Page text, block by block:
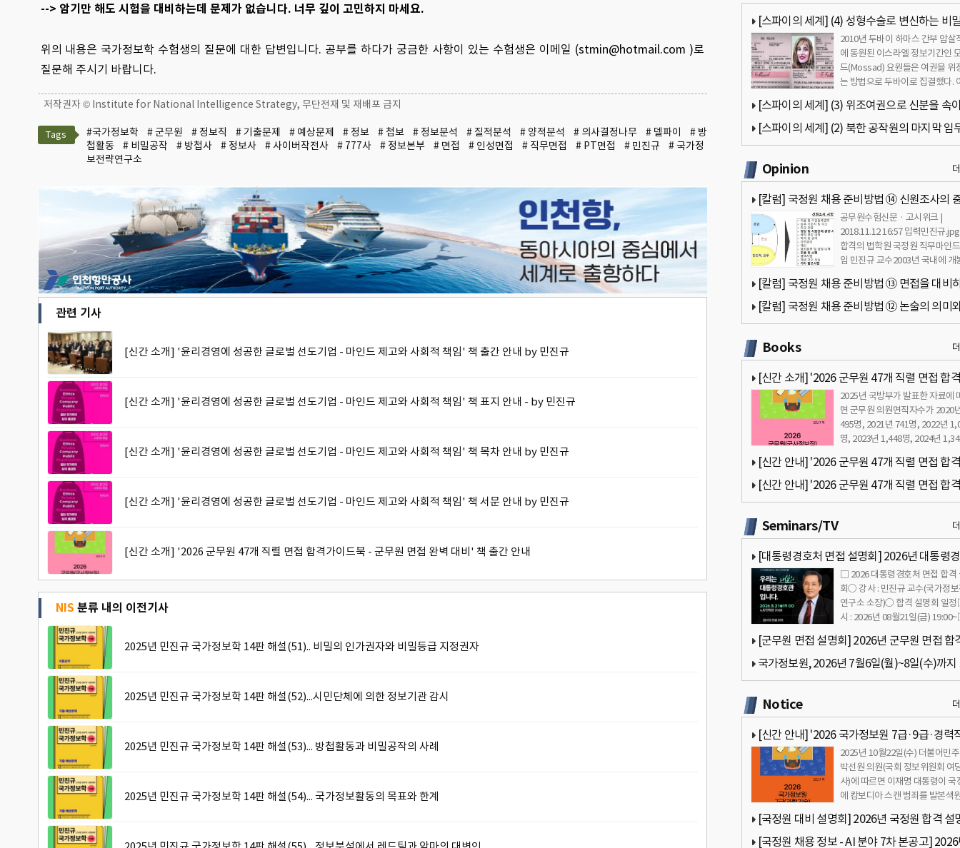
--> 암기만 해도 시험을 대비하는데 문제가 없습니다. 너무 깊이 고민하지 마세요.
위의 내용은 국가정보학 수험생의 질문에 대한 답변입니다. 공부를 하다가 궁금한 사항이 있는 수험생은 이메일 (stmin@hotmail.com )로
질문해 주시기 바랍니다.
저작권자 © Institute for National Intelligence Strategy, 무단전재 및 재배포 금지
Tags #국가정보학 # 군무원 # 정보직 # 기출문제 # 예상문제 # 정보 # 첩보 # 정보분석 # 질적분석 # 양적분석 # 의사결정나무 # 델파이
# 방
첩활동
# 비밀공작 # 방첩사 # 정보사 # 사이버작전사 # 777사 # 정보본부 # 면접 # 인성면접 # 직무면접 # PT면접 # 민진규
# 국가정
보전략연구소
관련 기사
[신간 소개] '윤리경영에 성공한 글로벌 선도기업 - 마인드 제고와 사회적 책임' 책 출간 안내 by 민진규
[신간 소개] '윤리경영에 성공한 글로벌 선도기업 - 마인드 제고와 사회적 책임' 책 표지 안내 - by 민진규
[신간 소개] '윤리경영에 성공한 글로벌 선도기업 - 마인드 제고와 사회적 책임' 책 목차 안내 by 민진규
[신간 소개] '윤리경영에 성공한 글로벌 선도기업 - 마인드 제고와 사회적 책임' 책 서문 안내 by 민진규
[신간 소개] '2026 군무원 47개 직렬 면접 합격가이드북 - 군무원 면접 완벽 대비' 책 출간 안내
NIS 분류 내의 이전기사
2025년 민진규 국가정보학 14판 해설(51).. 비밀의 인가권자와 비밀등급 지정권자
2025년 민진규 국가정보학 14판 해설(52)...시민단체에 의한 정보기관 감시
2025년 민진규 국가정보학 14판 해설(53)... 방첩활동과 비밀공작의 사례
2025년 민진규 국가정보학 14판 해설(54)... 국가정보활동의 목표와 한계
[스파이의 세계] (4) 성형수술로 변신하는 비
원
2010년 두바이 하마스 간부 암살
에 동원된 이스라엘 정보기간인
드(Mossad) 요원들은 여권을 위
는 방법으로 두바이로 집결했다.
[스파이의 세계] (3) 위조여권으로 신분을 속
비밀공작원
[스파이의 세계] (2) 북한 공작원의 마지막 임
Opinion
[칼럼] 국정원 채용 준비방법 ⑭ 신원조사의
성과 고려요소 - 민진규 교수(합격의 법학원)
공무원수험신문 · 고시위크 |
2018.11.12 16:57 입력민진규
합격의 법학원 국정원 직무마인
임 민진규 교수2003년 국내에 개
[칼럼] 국정원 채용 준비방법 ⑬ 면접을 대비
자세 - 민진규 교수(합격의 법학원)
[칼럼] 국정원 채용 준비방법 ⑫ 논술의 의미
Books
[신간 소개] '2026 군무원 47개 직렬 면접 합
드북 - 군무원 면접 완벽 대비' 책 출간 안내
2025년 국방부가 발표한 자료에
면 군무원 의원면직자수가 2020
495명, 2021년 741명, 2022년
명, 2023년 1,448명, 2024년
[신간 안내] '2026 군무원 47개 직렬 면접 합
드북 - 군무원 면접 완벽 대비' 책 서문 안내 by
[신간 안내] '2026 군무원 47개 직렬 면접 합
규 Seminars/TV
[대통령경호처 면접 설명회] 2026년 대통령
면접 합격 설명회… 2026년 08월21일(금)
□ 2026 대통령경호처 면접 합격
회○ 강사 : 민진규 교수(국가정
연구소 소장)○ 합격 설명회 일
시 : 2026년 08월21일(금)
[군무원 면접 설명회] 2026년 군무원 면접 합
명회… 2026년 08월12일(수) 18:00
국가정보원, 2026년 7월6일(월)~8일(수)까지
Notice
[신간 안내] '2026 국가정보원 7급·9급·경력
접 합격가이드북 - 국정원 면접 완벽 대비' 소개
2025년 10월22일(수) 더불어민
박선원 의원(국회 정보위원회 여
사)에 따르면 이재명 대통령이 국
에 캄보디아 스캔 범죄를 발본색
[국정원 대비 설명회] 2026년 국정원 합격 설
회… 2026년 07월31일(금) 18:00
[국정원 채용 정보 - AI 분야 7차 본공고]